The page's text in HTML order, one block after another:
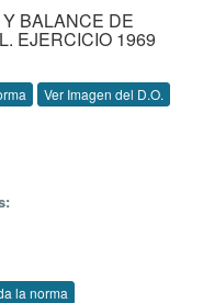
BALANCE DE
EJERCICIO 1969
Ver Imagen del D.O.
la norma